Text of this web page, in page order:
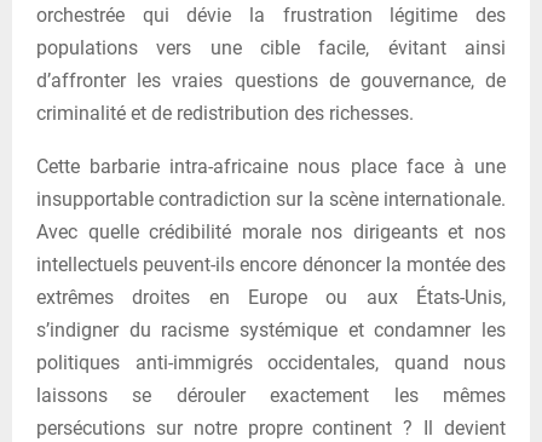
orchestrée qui dévie la frustration légitime des
populations vers une cible facile, évitant ainsi
d’affronter les vraies questions de gouvernance, de
criminalité et de redistribution des richesses.
Cette barbarie intra-africaine nous place face à une
insupportable contradiction sur la scène internationale.
Avec quelle crédibilité morale nos dirigeants et nos
intellectuels peuvent-ils encore dénoncer la montée des
extrêmes droites en Europe ou aux États-Unis,
s’indigner du racisme systémique et condamner les
politiques anti-immigrés occidentales, quand nous
laissons se dérouler exactement les mêmes
persécutions sur notre propre continent ? Il devient